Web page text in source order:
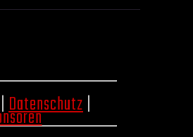
|Datenschutz|